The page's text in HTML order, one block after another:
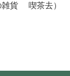
雑貨 喫茶去）